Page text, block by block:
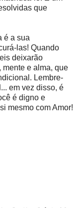
que
é a sua
las! Quando
​​deixarão
mente e alma, que
Lembre-
em vez disso, é
é digno e
mesmo com Amor!